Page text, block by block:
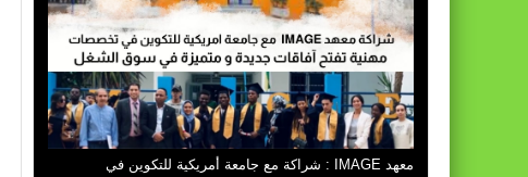
معهد IMAGE : شراكة مع جامعة أمريكية للتكوين في